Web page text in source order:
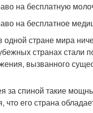
на бесплатную
на бесплатное
одной стране мира
странах стали
вызванного
за спиной такие
что его страна